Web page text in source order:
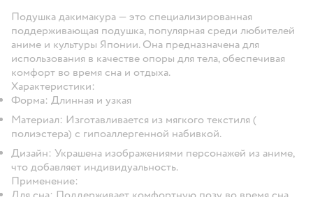
Подушка дакимакура — это специализированная
поддерживающая подушка, популярная среди любителей
аниме и культуры Японии. Она предназначена для
использования в качестве опоры для тела, обеспечивая
комфорт во время сна и отдыха.
Характеристики:
Форма: Длинная и узкая
Материал: Изготавливается из мягкого текстиля (
полиэстера) с гипоаллергенной набивкой.
Дизайн: Украшена изображениями персонажей из аниме,
что добавляет индивидуальность.
Применение: